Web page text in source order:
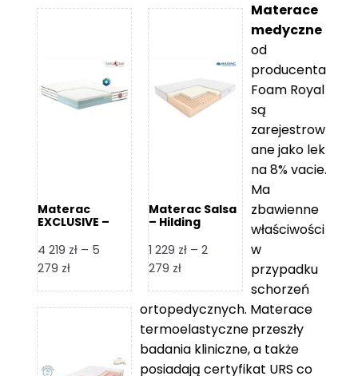
Materac
EXCLUSIVE –
4 219 zł – 5
279 złZakres
od
Materac Salsa
– Hilding
1 229 zł – 2
279 złZakres
od
1
229 zł
Materace
medyczne
od
producenta
Foam Royal
są
zarejestrow
ane jako lek
na 8% vacie.
Ma
zbawienne
właściwości
w
przypadku
schorzeń
ortopedycznych. Materace
termoelastyczne przeszły
badania kliniczne, a także
posiadają certyfikat URS co